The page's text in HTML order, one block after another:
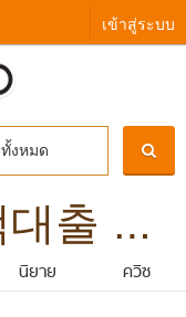
เข้าสู่ระบบ
ทั้งหมด
간편무서류소액대출 탤ㄺ램 tsbusim 안성시신불자소액급전대출 탬스뷰선불유심내구제 긴급재난특별운영자금 선불폰유심개통방법
นิยาย ควิซ